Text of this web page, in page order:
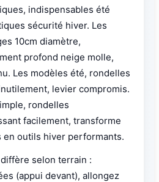
indispensables été
sécurité hiver. Les
10cm diamètre,
profond neige molle,
Les modèles été, rondelles
levier compromis.
rondelles
facilement, transforme
en outils hiver performants.
selon terrain :
(appui devant), allongez